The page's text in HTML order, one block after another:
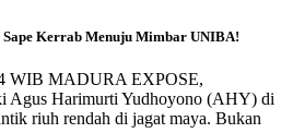
Kerrab Menuju Mimbar UNIBA!
WIB MADURA EXPOSE,
Agus Harimurti Yudhoyono (AHY) di
riuh rendah di jagat maya. Bukan